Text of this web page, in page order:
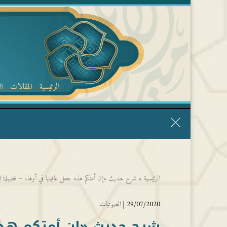
الرئيسية المقالات
الرئيسية » شرح حديث «إن أمتكم هذه جعل عافيتها في أولها» – فضيلة
29/07/2020 | الصوتيات